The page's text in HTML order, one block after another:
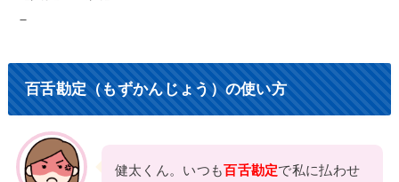
－
百舌勘定（もずかんじょう）の使い方
健太くん。いつも百舌勘定で私に払わせ